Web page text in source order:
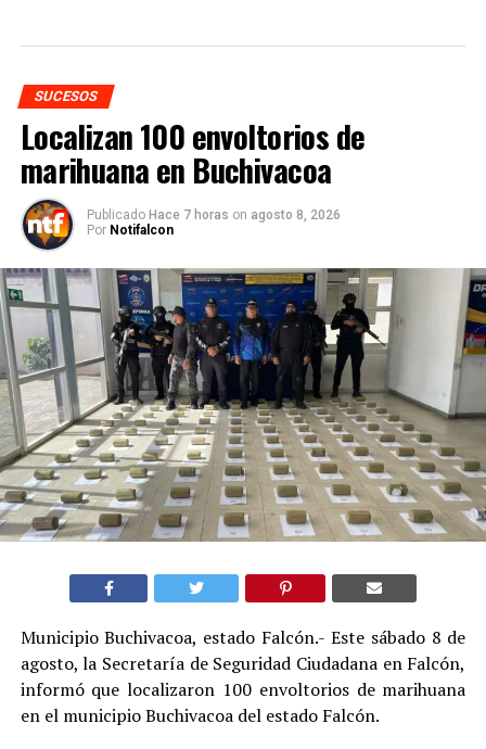
SUCESOS
Localizan 100 envoltorios de
marihuana en Buchivacoa
Publicado Hace 7 horas on agosto 8, 2026
Por Notifalcon
Municipio Buchivacoa, estado Falcón.- Este sábado 8 de
agosto, la Secretaría de Seguridad Ciudadana en Falcón,
informó que localizaron 100 envoltorios de marihuana
en el municipio Buchivacoa del estado Falcón.